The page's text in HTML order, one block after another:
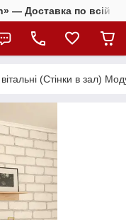
— Доставка по всій
(Стінки в зал)